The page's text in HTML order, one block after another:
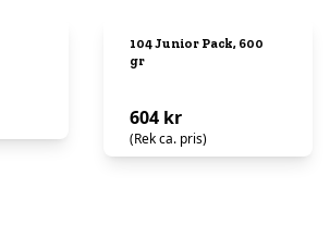
104 Junior Pack, 600
gr
604 kr
(Rek ca. pris)